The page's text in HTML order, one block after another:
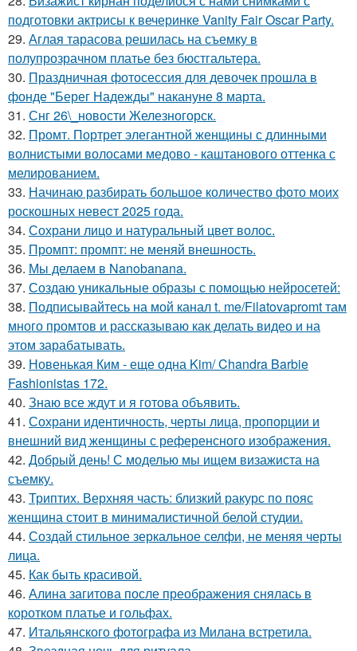
подготовки актрисы к вечеринке Vanity Fair Oscar Party.
29. Аглая тарасова решилась на съемку в
полупрозрачном платье без бюстгальтера.
30. Праздничная фотосессия для девочек прошла в
фонде "Берег Надежды" накануне 8 марта.
31. Снг 26\_новости Железногорск.
32. Промт. Портрет элегантной женщины с длинными
волнистыми волосами медово - каштанового оттенка с
мелированием.
33. Начинаю разбирать большое количество фото моих
роскошных невест 2025 года.
34. Сохрани лицо и натуральный цвет волос.
35. Промпт: промпт: не меняй внешность.
36. Мы делаем в Nanobanana.
37. Создаю уникальные образы с помощью нейросетей:
38. Подписывайтесь на мой канал t. me/Filatovapromt там
много промтов и рассказываю как делать видео и на
этом зарабатывать.
39. Новенькая Ким - еще одна Kim/ Chandra Barbie
Fashionistas 172.
40. Знаю все ждут и я готова объявить.
41. Сохрани идентичность, черты лица, пропорции и
внешний вид женщины с референсного изображения.
42. Добрый день! С моделью мы ищем визажиста на
съемку.
43. Триптих. Верхняя часть: близкий ракурс по пояс
женщина стоит в минималистичной белой студии.
44. Создай стильное зеркальное селфи, не меняя черты
лица.
45. Как быть красивой.
46. Алина загитова после преображения снялась в
коротком платье и гольфах.
47. Итальянского фотографа из Милана встретила.